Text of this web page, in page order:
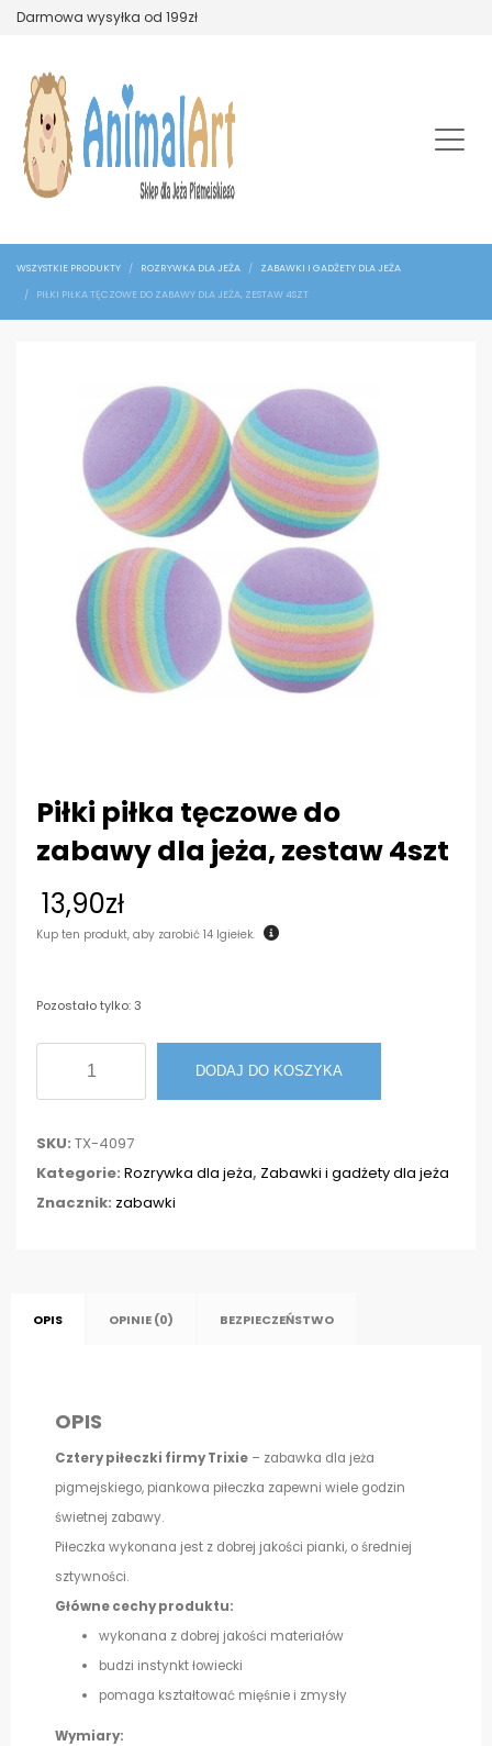
Darmowa wysyłka od 199zł
WSZYSTKIE PRODUKTY ROZRYWKA DLA JEŻA
ZABAWKI I GADŻETY DLA JEŻA
PIŁKI PIŁKA TĘCZOWE DO ZABAWY DLA JEŻA, ZESTAW 4SZT
Piłki piłka tęczowe do
zabawy dla jeża, zestaw 4szt
13,90zł
Kup ten produkt, aby zarobić 14 Igiełek.
Pozostało tylko: 3
tęczowe
do
zabawy
4szt
DODAJ DO KOSZYKA
SKU: TX-4097
Kategorie: Rozrywka dla jeża, Zabawki i gadżety dla jeża
Znacznik: zabawki
OPIS OPINIE (0) BEZPIECZEŃSTWO
OPIS
Cztery piłeczki firmy Trixie – zabawka dla jeża
pigmejskiego, piankowa piłeczka zapewni wiele godzin
świetnej zabawy.
Piłeczka wykonana jest z dobrej jakości pianki, o średniej
sztywności.
Główne cechy produktu:
wykonana z dobrej jakości materiałów
budzi instynkt łowiecki
pomaga kształtować mięśnie i zmysły
Wymiary: